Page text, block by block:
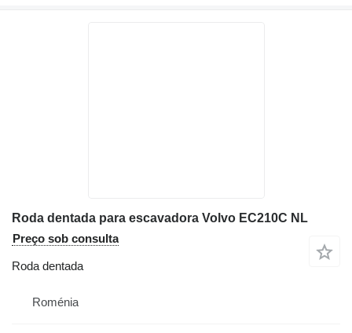
Roda dentada para escavadora Volvo EC210C NL
Preço sob consulta
Roda dentada
Roménia